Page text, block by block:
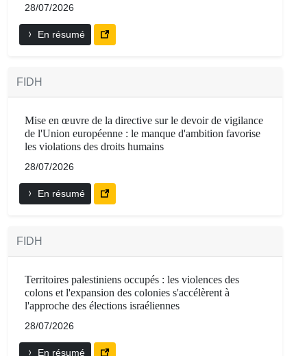
28/07/2026
En résumé
FIDH
Mise en œuvre de la directive sur le devoir de vigilance
de l'Union européenne : le manque d'ambition favorise
les violations des droits humains
28/07/2026
En résumé
FIDH
Territoires palestiniens occupés : les violences des
colons et l'expansion des colonies s'accélèrent à
l'approche des élections israéliennes
28/07/2026
En résumé